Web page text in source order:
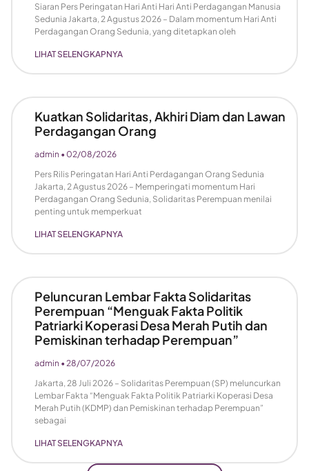
Siaran Pers Peringatan Hari Anti Hari Anti Perdagangan Manusia
Sedunia Jakarta, 2 Agustus 2026 – Dalam momentum Hari Anti
Perdagangan Orang Sedunia, yang ditetapkan oleh
LIHAT SELENGKAPNYA
Kuatkan Solidaritas, Akhiri Diam dan Lawan
Perdagangan Orang
admin
02/08/2026
Pers Rilis Peringatan Hari Anti Perdagangan Orang Sedunia
Jakarta, 2 Agustus 2026 – Memperingati momentum Hari
Perdagangan Orang Sedunia, Solidaritas Perempuan menilai
penting untuk memperkuat
LIHAT SELENGKAPNYA
Peluncuran Lembar Fakta Solidaritas
Perempuan “Menguak Fakta Politik
Patriarki Koperasi Desa Merah Putih dan
Pemiskinan terhadap Perempuan”
admin
28/07/2026
Jakarta, 28 Juli 2026 – Solidaritas Perempuan (SP) meluncurkan
Lembar Fakta “Menguak Fakta Politik Patriarki Koperasi Desa
Merah Putih (KDMP) dan Pemiskinan terhadap Perempuan”
sebagai
LIHAT SELENGKAPNYA